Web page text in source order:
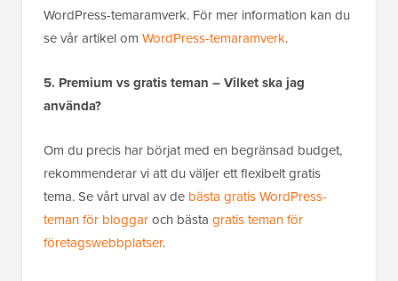
WordPress-temaramverk. För mer information kan du
se vår artikel om WordPress-temaramverk.
5. Premium vs gratis teman – Vilket ska jag
använda?
Om du precis har börjat med en begränsad budget,
rekommenderar vi att du väljer ett flexibelt gratis
tema. Se vårt urval av de bästa gratis WordPress-
teman för bloggaroch bästa gratis teman för
företagswebbplatser.